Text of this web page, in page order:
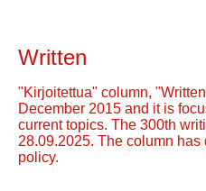
Written
"Kirjoitettua" column,
December 2015 and it is
current topics. The 300th
28.09.2025. The column
policy.